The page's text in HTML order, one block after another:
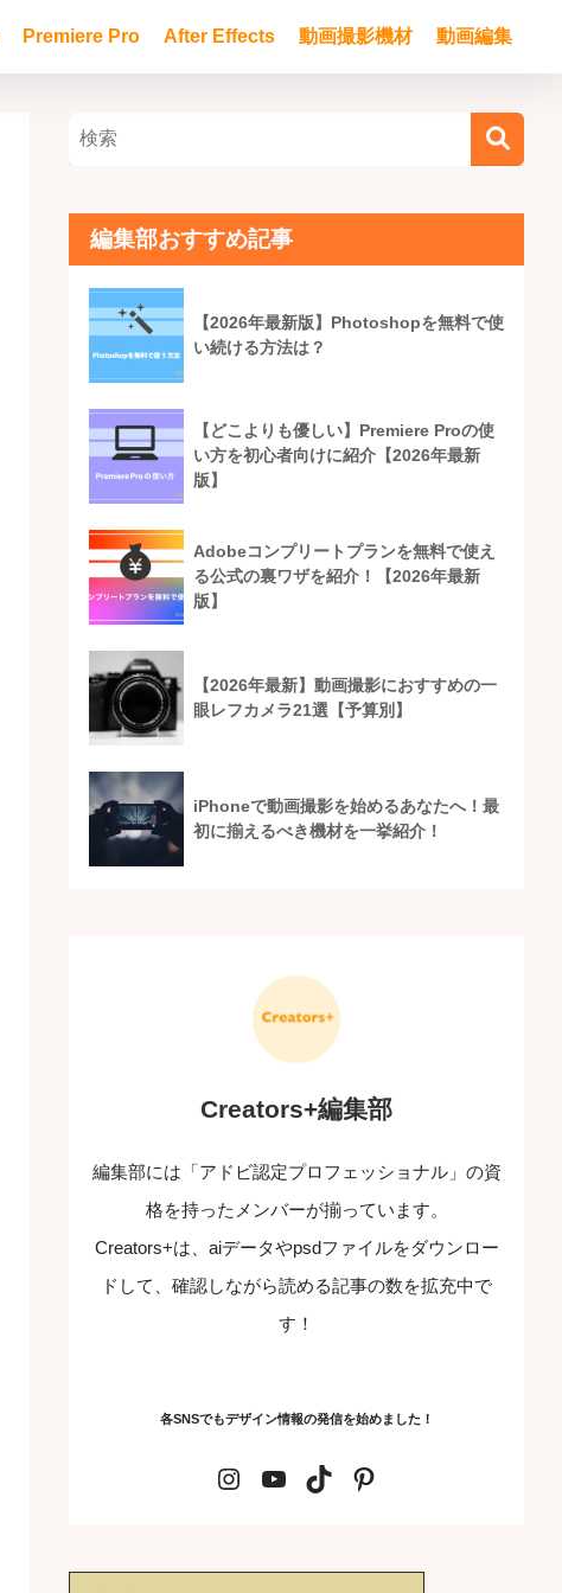
Premiere Pro After Effects 動画撮影機材 動画編集
編集部おすすめ記事
【2026年最新版】Photoshopを無料で使
い続ける方法は？
【どこよりも優しい】Premiere Proの使
い方を初心者向けに紹介【2026年最新
版】
Adobeコンプリートプランを無料で使え
る公式の裏ワザを紹介！【2026年最新
版】
【2026年最新】動画撮影におすすめの一
眼レフカメラ21選【予算別】
iPhoneで動画撮影を始めるあなたへ！最
初に揃えるべき機材を一挙紹介！
Creators+編集部
編集部には「アドビ認定プロフェッショナル」の資
格を持ったメンバーが揃っています。
Creators+は、aiデータやpsdファイルをダウンロー
ドして、確認しながら読める記事の数を拡充中で
す！
各SNSでもデザイン情報の発信を始めました！